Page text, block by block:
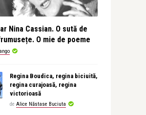
Nina Cassian. O sută de
O mie de poeme
Regina Boudica, regina biciuită,
regina curajoasă, regina
victorioasă
de Alice Năstase Buciuta